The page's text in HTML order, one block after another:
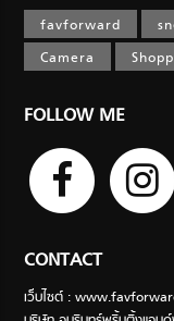
favforward
Camera
FOLLOW ME
CONTACT
เว็บไซต์ :